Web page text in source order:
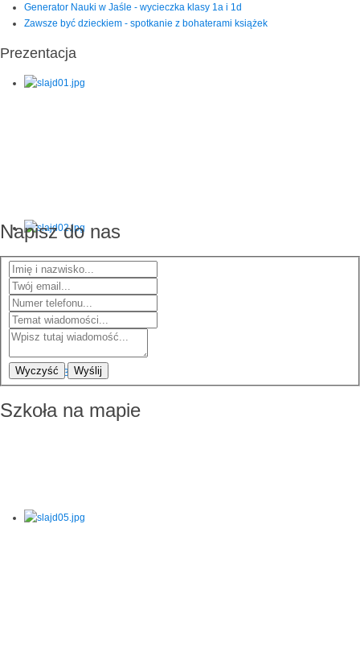
Generator Nauki w Jaśle - wycieczka klasy 1a i 1d
Zawsze być dzieckiem - spotkanie z bohaterami książek
Prezentacja
Napisz do nas
Wyczyść Wyślij
Szkoła na mapie